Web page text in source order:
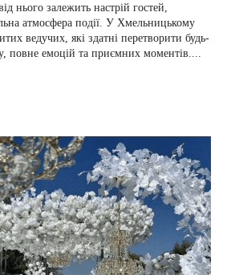
нього залежить настрій гостей,
атмосфера події. У Хмельницькому
ведучих, які здатні перетворити будь-
повне емоцій та приємних моментів....